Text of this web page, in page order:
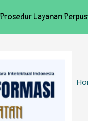
Prosedur Layanan